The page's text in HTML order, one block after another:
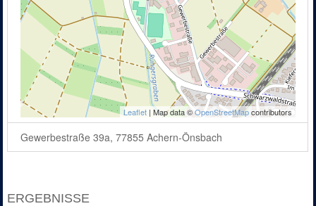
Leaflet| Map data ©OpenStreetMapcontributors
Gewerbestraße 39a, 77855 Achern-Önsbach
ERGEBNISSE